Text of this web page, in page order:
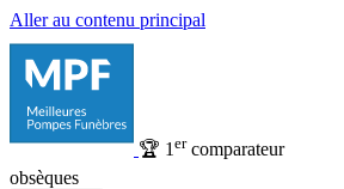
Aller au contenu principal
🏆 1 ercomparateur
obsèques